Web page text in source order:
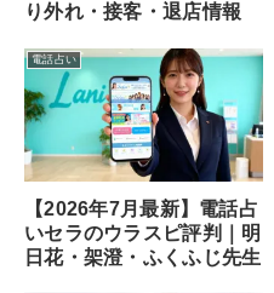
り外れ・接客・退店情報
電話占い
【2026年7月最新】電話占
いセラのウラスピ評判｜明
日花・架澄・ふくふじ先生